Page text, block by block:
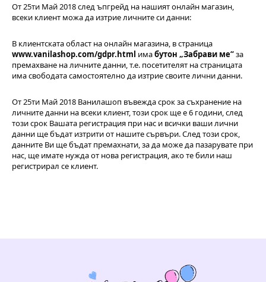
От 25ти Май 2018 след ъпгрейд на нашият онлайн магазин,
всеки клиент можа да изтрие личните си данни:
В клиентската област на онлайн магазина, в страница
www.vanilashop.com/gdpr.html имабутон „Забрави ме“за
премахване на личните данни, т.е. посетителят на страницата
има свободата самостоятелно да изтрие своите лични данни.
От 25ти Май 2018 Ванилашоп въвежда срок за съхранение на
личните данни на всеки клиент, този срок ще е 6 години, след
този срок Вашата регистрация при нас и всички ваши лични
данни ще бъдат изтрити от нашите сървъри. След този срок,
данните Ви ще бъдат премахнати, за да може да пазарувате при
нас, ще имате нужда от нова регистрация, ако те били наш
регистрирал се клиент.